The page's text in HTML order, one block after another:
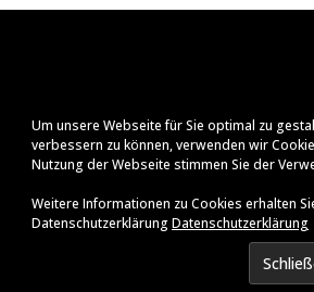
2026
Um unsere Webseite für Sie optimal zu
verbessern zu können, verwenden wir
Nutzung der Webseite stimmen Sie der
Weitere Informationen zu Cookies erhalten
DatenschutzerklärungDatenschutzerklärung